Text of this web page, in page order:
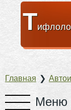
Т
Главная ❯